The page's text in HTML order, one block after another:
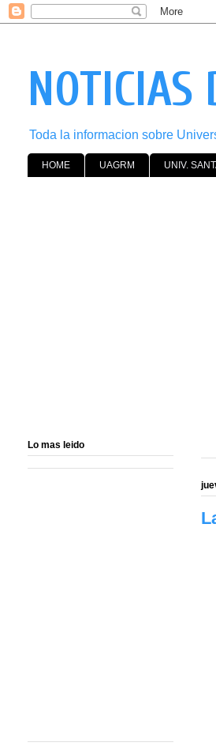
NOTICIAS
Toda la informacion sobre
HOME UAGRM UNIV.
Lo mas leido